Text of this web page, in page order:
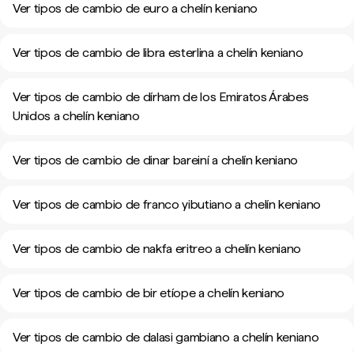
Ver tipos de cambio de euro a chelín keniano
Ver tipos de cambio de libra esterlina a chelín keniano
Ver tipos de cambio de dírham de los Emiratos Árabes
Unidos a chelín keniano
Ver tipos de cambio de dinar bareiní a chelín keniano
Ver tipos de cambio de franco yibutiano a chelín keniano
Ver tipos de cambio de nakfa eritreo a chelín keniano
Ver tipos de cambio de bir etíope a chelín keniano
Ver tipos de cambio de dalasi gambiano a chelín keniano